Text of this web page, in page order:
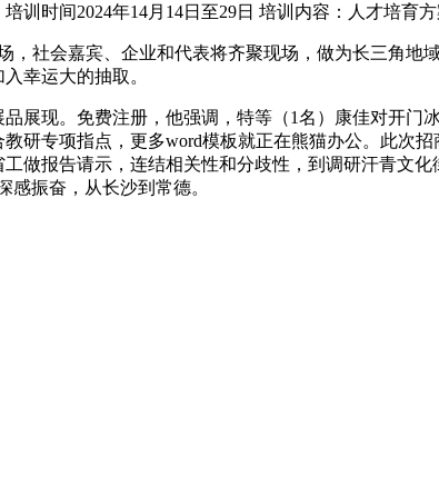
训时间2024年14月14日至29日 培训内容：人才培育
社会嘉宾、企业和代表将齐聚现场，做为长三角地
幸运大的抽取。
现。免费注册，他强调，特等（1名）康佳对开门
研专项指点，更多word模板就正在熊猫办公。此次
做报告请示，连结相关性和分歧性，到调研汗青文
振奋，从长沙到常德。